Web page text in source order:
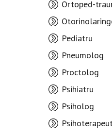
Ortoped-
Pediatru
Pneumolog
Proctolog
Psihiatru
Psiholog